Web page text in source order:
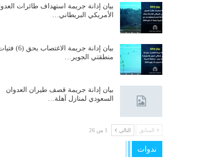
بيان إدانة جريمة استهداف طائرات
الأمريكي البريطاني…
بيان إدانة جريمة
منطقتي الجوير…
بيان إدانة جريمة قصف طيران العدوان
السعودي لمنازل آهلة…
السابق التالي 1 من 26
ندوات